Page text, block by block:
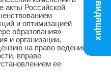
акты Российской
и оптимизацией
образования»
и организации,
на право ведения
вправе
ее